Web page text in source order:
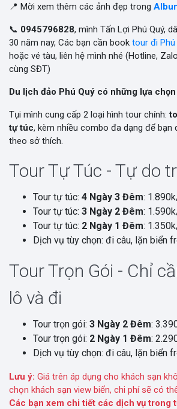
📍 Mời xem thêm các ảnh đẹp trong
📞 0945796828, mình Tấn Lợi Phú Quý,
30 năm nay, Các bạn cần book tour đi Phú
hoặc vé tàu, liên hệ mình nhé (Hotline,
cùng SĐT)
Du lịch đảo Phú Quý có những lựa chọn
Tụi mình cung cấp 2 loại hình tour chính:
tự túc, kèm nhiều combo đa dạng để bạn
theo sở thích.
Tour Tự Túc - Tự do
Tour tự túc: 4 Ngày 3 Đêm:
Tour tự túc: 3 Ngày 2 Đêm:
Tour tự túc: 2 Ngày 1 Đêm:
Dịch vụ tùy chọn: đi câu, lặn biển
Tour Trọn Gói - Chỉ
lô và đi
Tour trọn gói: 3 Ngày 2 Đêm:
Tour trọn gói: 2 Ngày 1 Đêm:
Dịch vụ tùy chọn: đi câu, lặn biển
Lưu ý: Giá trên áp dụng cho khách sạn
chọn khách sạn view biển, chi phí sẽ có
Các bạn xem chi tiết các dịch vụ trong